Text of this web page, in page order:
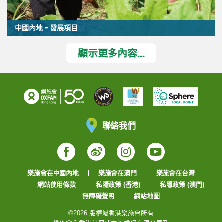
中國內地 - 發展項目
顯示更多內容...
聯絡我們
Facebook
WeiboInstagram
YouTube
樂施會在中國內地 樂施會在澳門
樂施會在台灣
網站使用條款
私隱政策 (香港)
私隱政策 (澳門)
無障礙聲明
網站地圖
©2026 版權屬香港樂施會所有